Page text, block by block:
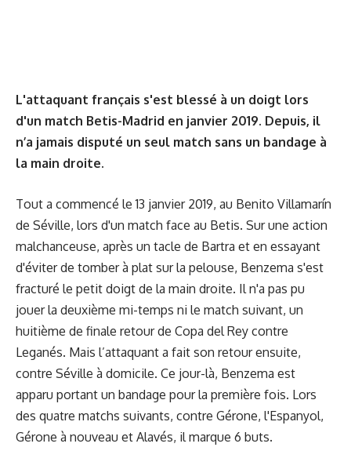
L'attaquant français s'est blessé à un doigt lors
d'un match Betis-Madrid en janvier 2019. Depuis, il
n’a jamais disputé un seul match sans un bandage à
la main droite.
Tout a commencé le 13 janvier 2019, au Benito Villamarín
de Séville, lors d'un match face au Betis. Sur une action
malchanceuse, après un tacle de Bartra et en essayant
d'éviter de tomber à plat sur la pelouse, Benzema s'est
fracturé le petit doigt de la main droite. Il n'a pas pu
jouer la deuxième mi-temps ni le match suivant, un
huitième de finale retour de Copa del Rey contre
Leganés. Mais l’attaquant a fait son retour ensuite,
contre Séville à domicile. Ce jour-là, Benzema est
apparu portant un bandage pour la première fois. Lors
des quatre matchs suivants, contre Gérone, l'Espanyol,
Gérone à nouveau et Alavés, il marque 6 buts.